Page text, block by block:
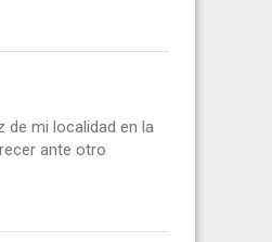
de mi localidad en la
ante otro